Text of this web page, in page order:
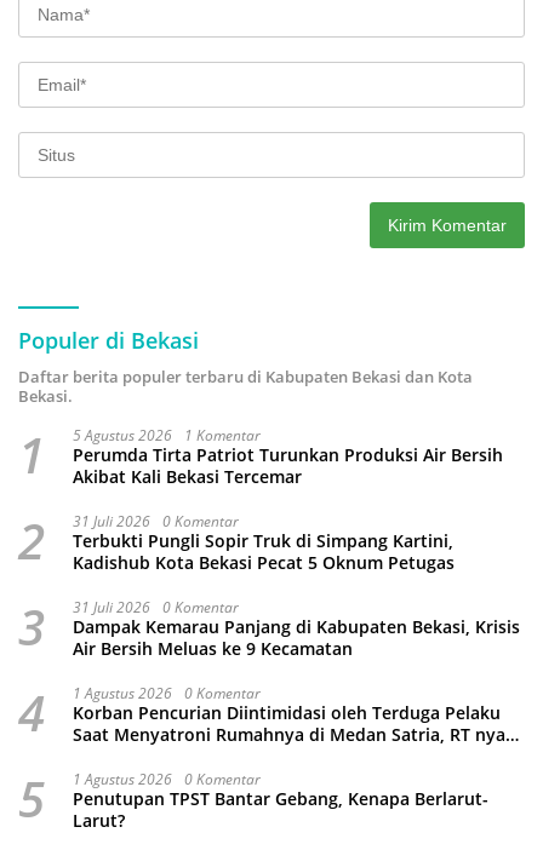
Populer di Bekasi
Daftar berita populer terbaru di Kabupaten Bekasi dan Kota
Bekasi.
1 5 Agustus 2026 1 Komentar
Perumda Tirta Patriot Turunkan Produksi Air Bersih
Akibat Kali Bekasi Tercemar
2 31 Juli 2026 0 Komentar
Terbukti Pungli Sopir Truk di Simpang Kartini,
Kadishub Kota Bekasi Pecat 5 Oknum Petugas
3 31 Juli 2026 0 Komentar
Dampak Kemarau Panjang di Kabupaten Bekasi, Krisis
Air Bersih Meluas ke 9 Kecamatan
4 1 Agustus 2026 0 Komentar
Korban Pencurian Diintimidasi oleh Terduga Pelaku
Saat Menyatroni Rumahnya di Medan Satria, RT nya
5 1 Agustus 2026 0 Komentar
Penutupan TPST Bantar Gebang, Kenapa Berlarut-
Larut?